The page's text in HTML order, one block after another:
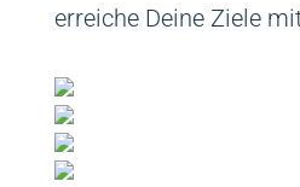
erreiche Deine Ziele